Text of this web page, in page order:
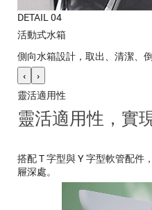
DETAIL 04
活動式水箱
側向水箱設計，取出、清潔、
‹
›
靈活適用性
靈活適用性，實
搭配 T 字型與 Y 字型軟管配件
屜深處。